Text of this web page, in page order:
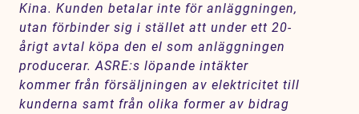
Kina. Kunden betalar inte för anläggningen,
utan förbinder sig i stället att under ett 20-
årigt avtal köpa den el som anläggningen
producerar. ASRE:s löpande intäkter
kommer från försäljningen av elektricitet till
kunderna samt från olika former av bidrag